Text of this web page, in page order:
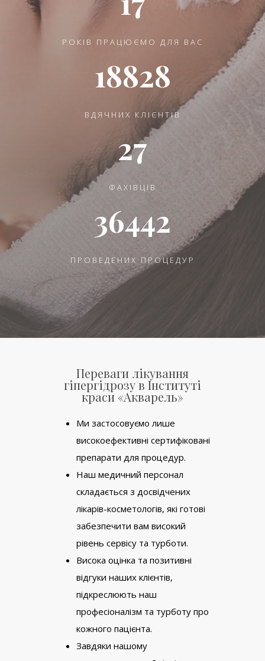
РОКІВ ПРАЦЮЄМО ДЛЯ ВАС
18828
ВДЯЧНИХ КЛІЄНТІВ
27
ФАХІВЦІВ
36442
ПРОВЕДЕНИХ ПРОЦЕДУР
Переваги лікування
гіпергідрозу в Інституті
краси «Акварель»
Ми застосовуємо лише
високоефективні сертифіковані
препарати для процедур.
Наш медичний персонал
складається з досвідчених
лікарів-косметологів, які готові
забезпечити вам високий
рівень сервісу та турботи.
Висока оцінка та позитивні
відгуки наших клієнтів,
підкреслюють наш
професіоналізм та турботу про
кожного пацієнта.
Завдяки нашому